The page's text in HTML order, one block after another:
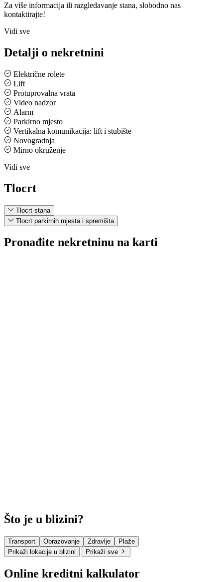
Za više informacija ili razgledavanje stana, slobodno nas
kontaktirajte!
Vidi sve
Detalji o nekretnini
Električne rolete
Lift
Protuprovalna vrata
Video nadzor
Alarm
Parkirno mjesto
Vertikalna komunikacija: lift i stubište
Novogradnja
Mirno okruženje
Vidi sve
Tlocrt
Tlocrt stana
Tlocrt parkirnih mjesta i spremišta
Pronađite nekretninu na karti
Što je u blizini?
Transport Obrazovanje Zdravlje
Plaže
Prikaži lokacije u blizini
Prikaži sve
Online kreditni kalkulator